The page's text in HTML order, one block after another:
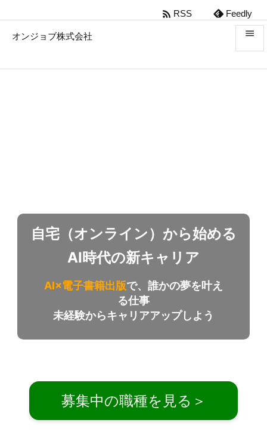
オンジョブ株式会社 
 RSS Feedly
自宅（オンライン）から始める
AI時代の新キャリア
AI×電子書籍出版で、誰かの夢を叶え
る仕事
未経験からキャリアアップしよう
募集中の職種を見る＞